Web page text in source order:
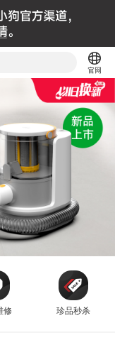
修 珍品秒杀